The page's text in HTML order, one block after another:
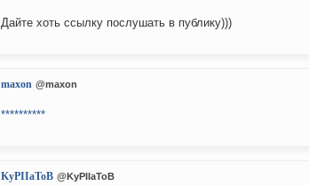
Дайте хоть ссылку послушать в публику)))
maxon @maxon
**********
KyPIIaToB @KyPIIaToB